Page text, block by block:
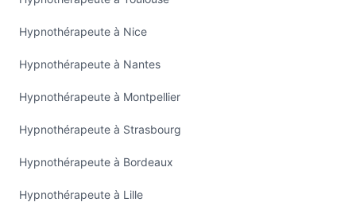
Hypnothérapeute à Nice
Hypnothérapeute à Nantes
Hypnothérapeute à Montpellier
Hypnothérapeute à Strasbourg
Hypnothérapeute à Bordeaux
Hypnothérapeute à Lille